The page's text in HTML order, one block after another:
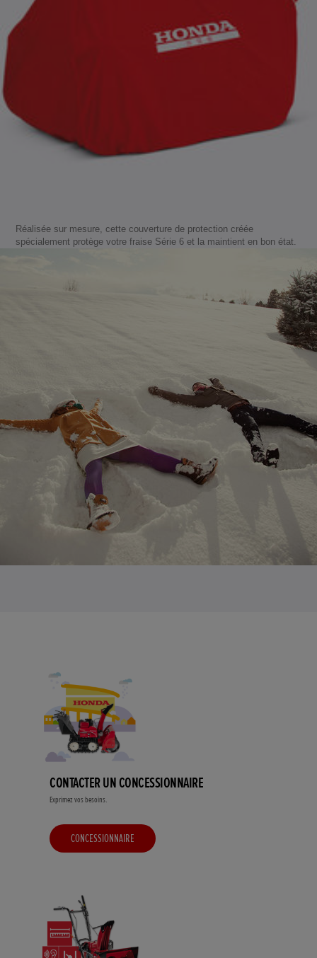
Réalisée sur mesure, cette couverture de protection créée
spécialement protège votre fraise Série 6 et la maintient en bon état.
CONTACTER UN CONCESSIONNAIRE
Exprimez vos besoins.
CONCESSIONNAIRE